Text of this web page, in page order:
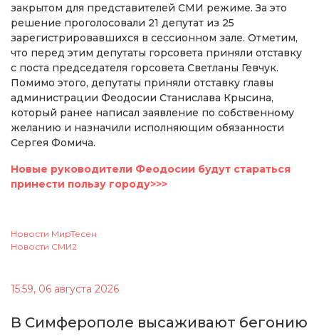
закрытом для представителей СМИ режиме. За это
решение проголосовали 21 депутат из 25
зарегистрировавшихся в сессионном зале. Отметим,
что перед этим депутаты горсовета приняли отставку
с поста председателя горсовета Светланы Гевчук.
Помимо этого, депутаты приняли отставку главы
администрации Феодосии Станислава Крысина,
который ранее написал заявление по собственному
желанию и назначили исполняющим обязанности
Сергея Фомича.
Новые руководители Феодосии будут стараться
принести пользу городу>>>
Новости МирТесен
Новости СМИ2
15:59, 06 августа 2026
В Симферополе высаживают бегонию